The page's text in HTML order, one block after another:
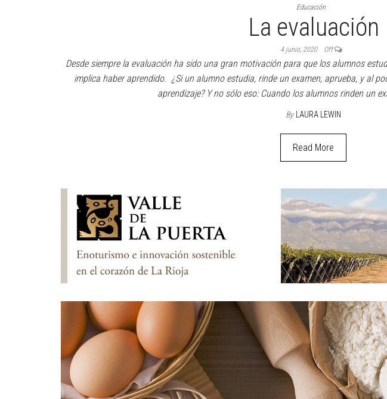
Educación
La evaluación
4 junio, 2020 Off
Desde siempre la evaluación ha sido una gran motivación para que los alumnos
implica haber aprendido. ¿Si un alumno estudia, rinde un examen, aprueba, y al
aprendizaje? Y no sólo eso: Cuando los alumnos rinden un
By LAURA LEWIN
Read More